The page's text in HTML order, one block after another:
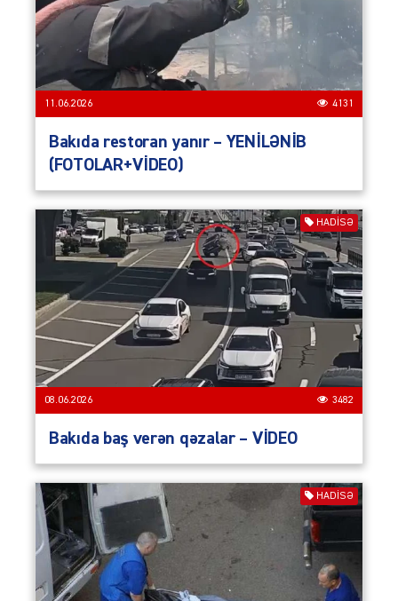
11.06.2026 4131
Bakıda restoran yanır – YENİLƏNİB
(FOTOLAR+VİDEO)
HADISƏ
08.06.2026 3482
Bakıda baş verən qəzalar – VİDEO
HADISƏ